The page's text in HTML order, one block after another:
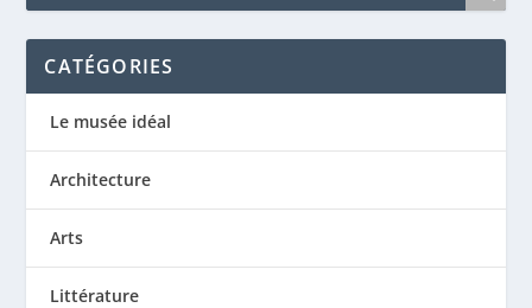
CATÉGORIES
Le musée idéal
Architecture
Arts
Littérature